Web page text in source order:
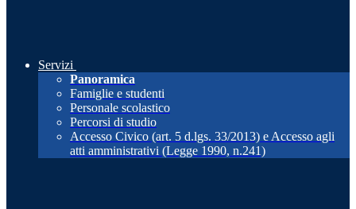
Servizi
Panoramica
Famiglie e studenti
Personale scolastico
Percorsi di studio
Accesso Civico (art. 5 d.lgs. 33/2013) e Accesso agli
atti amministrativi (Legge 1990, n.241)